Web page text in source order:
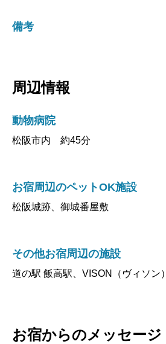
備考
周辺情報
動物病院
松阪市内 約45分
お宿周辺のペットOK施設
松阪城跡、御城番屋敷
その他お宿周辺の施設
道の駅 飯高駅、VISON（ヴィソン）
お宿からのメッセージ